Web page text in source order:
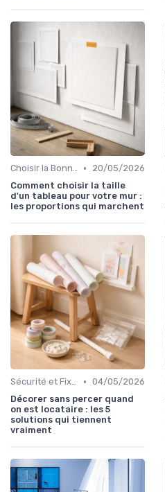
Choisir la Bonne Taille et le Bon Format •
20/05/2026
Comment choisir la taille
d'un tableau pour votre mur :
les proportions qui marchent
Sécurité et Fixations • 04/05/2026
Décorer sans percer quand
on est locataire : les 5
solutions qui tiennent
vraiment